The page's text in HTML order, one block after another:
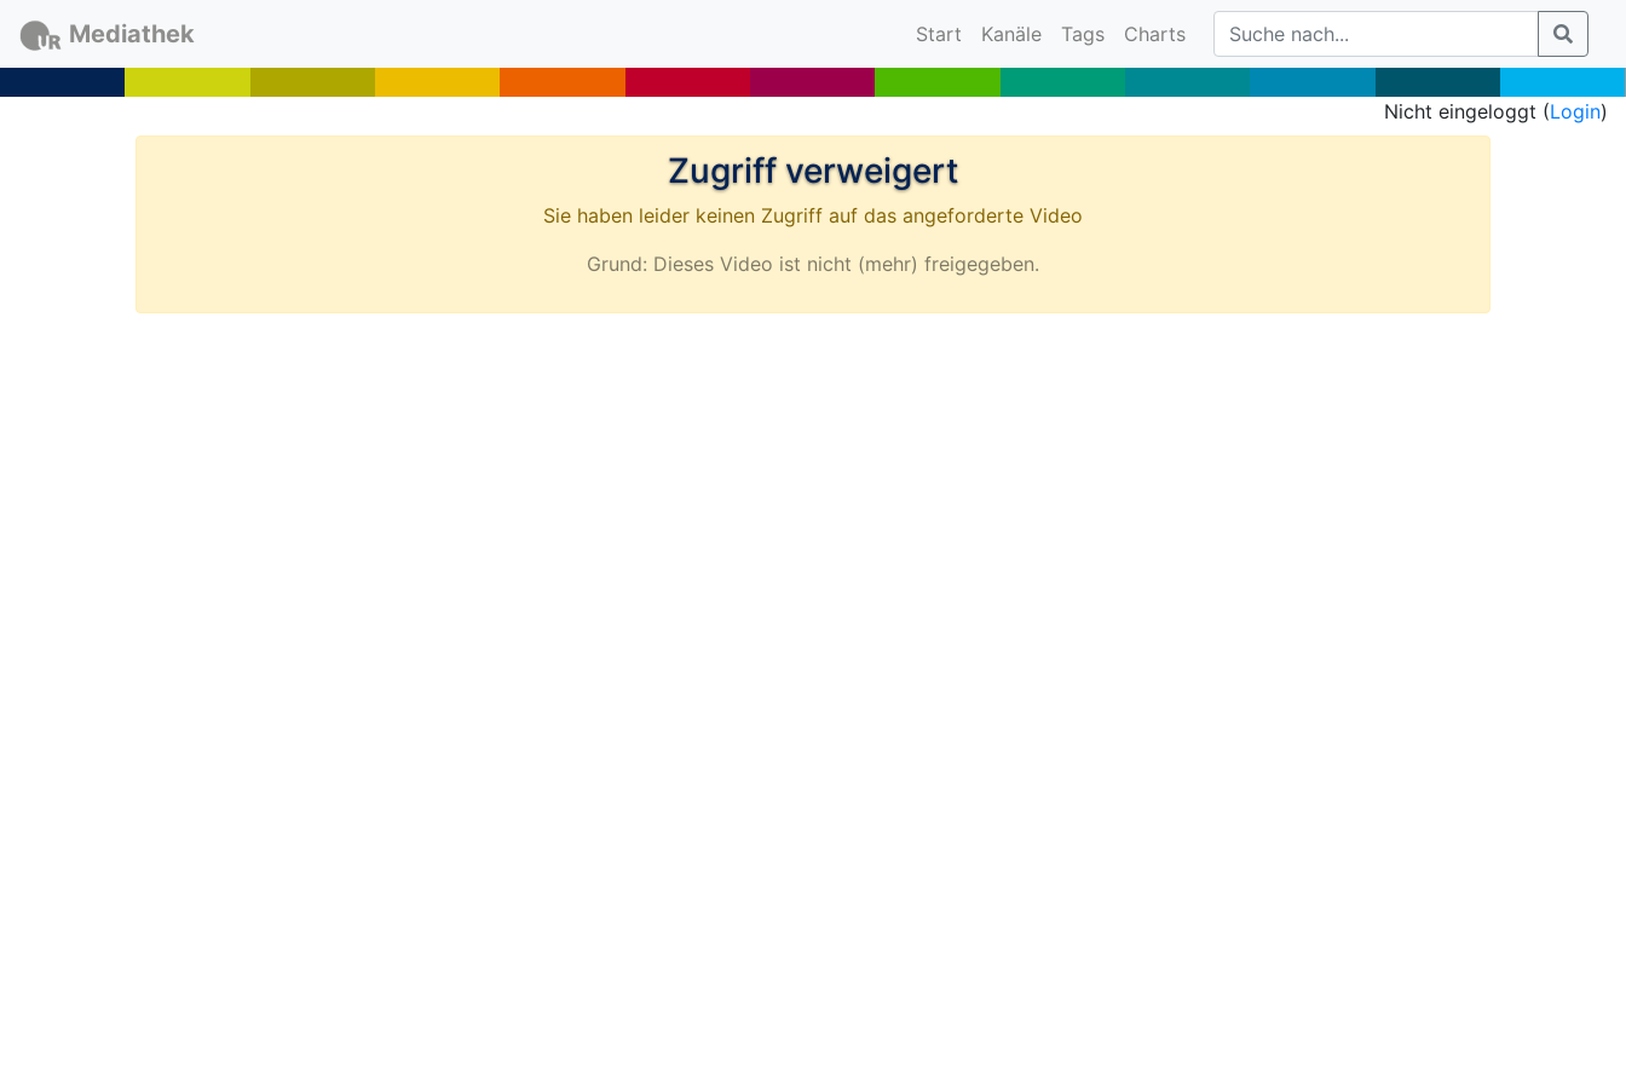
Mediathek Start (current)
Kanäle Tags Charts
Nicht eingeloggt (Login)
Zugriff verweigert
Sie haben leider keinen Zugriff auf das angeforderte Video
Grund: Dieses Video ist nicht (mehr) freigegeben.